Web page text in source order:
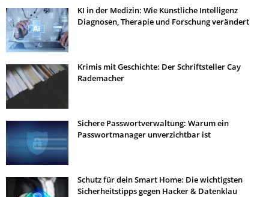
KI in der Medizin: Wie Künstliche Intelligenz
Diagnosen, Therapie und Forschung verändert
Krimis mit Geschichte: Der Schriftsteller Cay
Rademacher
Sichere Passwortverwaltung: Warum ein
Passwortmanager unverzichtbar ist
Schutz für dein Smart Home: Die wichtigsten
Sicherheitstipps gegen Hacker & Datenklau